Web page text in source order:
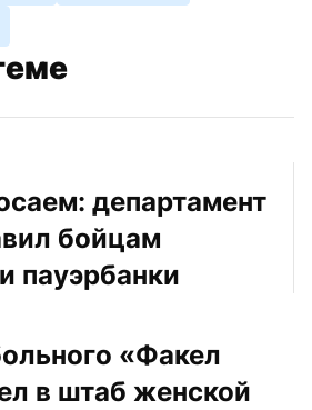
департамент
бойцам
пауэрбанки
«Факел
в штаб женской